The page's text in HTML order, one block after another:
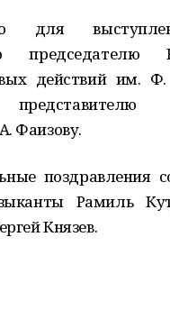
для
действий им.
Фаизову.
поздравления
Рамиль
Князев.